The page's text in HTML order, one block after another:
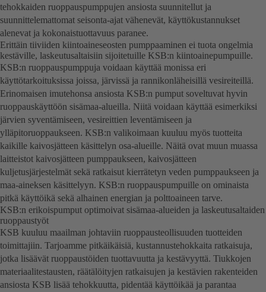
tehokkaiden ruoppauspumppujen ansiosta suunnitellut ja
suunnittelemattomat seisonta-ajat vähenevät, käyttökustannukset
alenevat ja kokonaistuottavuus paranee.
Erittäin tiiviiden kiintoaineseosten pumppaaminen ei tuota ongelmia
kestäville, laskeutusaltaisiin sijoitetuille KSB:n kiintoainepumpuille.
KSB:n ruoppauspumppuja voidaan käyttää monissa eri
käyttötarkoituksissa joissa, järvissä ja rannikonläheisillä vesireiteillä.
Erinomaisen imutehonsa ansiosta KSB:n pumput soveltuvat hyvin
ruoppauskäyttöön sisämaa-alueilla. Niitä voidaan käyttää esimerkiksi
järvien syventämiseen, vesireittien leventämiseen ja
ylläpitoruoppaukseen. KSB:n valikoimaan kuuluu myös tuotteita
kaikille kaivosjätteen käsittelyn osa-alueille. Näitä ovat muun muassa
laitteistot kaivosjätteen pumppaukseen, kaivosjätteen
kuljetusjärjestelmät sekä ratkaisut kierrätetyn veden pumppaukseen ja
maa-aineksen käsittelyyn. KSB:n ruoppauspumpuille on ominaista
pitkä käyttöikä sekä alhainen energian ja polttoaineen tarve.
KSB:n erikoispumput optimoivat sisämaa-alueiden ja laskeutusaltaiden
ruoppaustyöt
KSB kuuluu maailman johtaviin ruoppausteollisuuden tuotteiden
toimittajiin. Tarjoamme pitkäikäisiä, kustannustehokkaita ratkaisuja,
jotka lisäävät ruoppaustöiden tuottavuutta ja kestävyyttä. Tiukkojen
materiaalitestausten, räätälöityjen ratkaisujen ja kestävien rakenteiden
ansiosta KSB lisää tehokkuutta, pidentää käyttöikää ja parantaa